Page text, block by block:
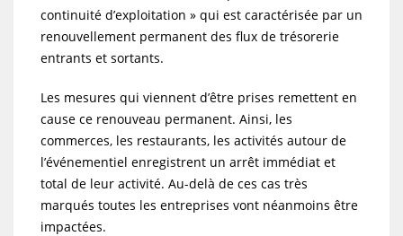
continuité d’exploitation » qui est caractérisée par un
renouvellement permanent des flux de trésorerie
entrants et sortants.
Les mesures qui viennent d’être prises remettent en
cause ce renouveau permanent. Ainsi, les
commerces, les restaurants, les activités autour de
l’événementiel enregistrent un arrêt immédiat et
total de leur activité. Au-delà de ces cas très
marqués toutes les entreprises vont néanmoins être
impactées.